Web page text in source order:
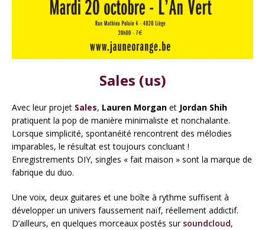
Sales (us)
Avec leur projet Sales, Lauren Morgan et Jordan Shih
pratiquent la pop de manière minimaliste et nonchalante.
Lorsque simplicité, spontanéité rencontrent des mélodies
imparables, le résultat est toujours concluant !
Enregistrements DIY, singles « fait maison » sont la marque de
fabrique du duo.
Une voix, deux guitares et une boîte à rythme suffisent à
développer un univers faussement naïf, réellement addictif.
D’ailleurs, en quelques morceaux postés sur soundcloud,